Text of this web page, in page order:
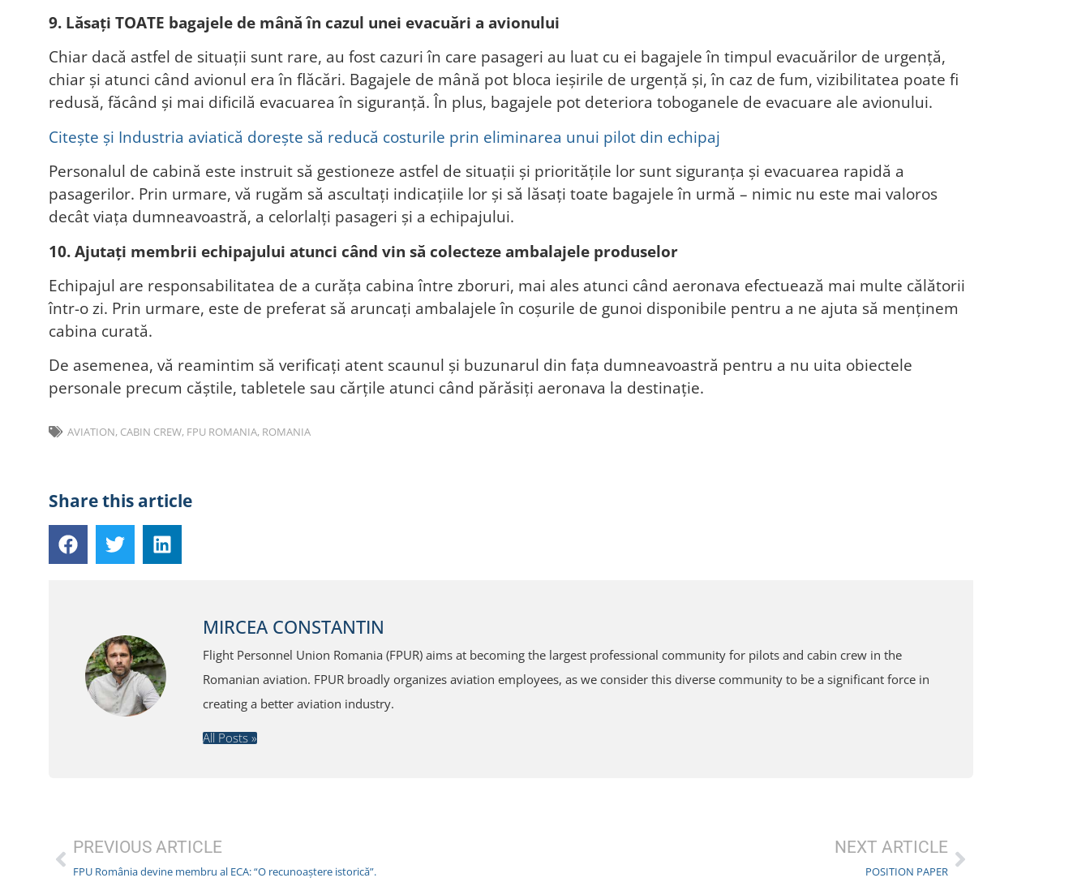
9. Lăsați TOATE bagajele de mână în cazul unei evacuări a avionului
Chiar dacă astfel de situații sunt rare, au fost cazuri în care pasageri au luat cu ei bagajele în timpul evacuărilor de urgență,
chiar și atunci când avionul era în flăcări. Bagajele de mână pot bloca ieșirile de urgență și, în caz de fum, vizibilitatea poate fi
redusă, făcând și mai dificilă evacuarea în siguranță. În plus, bagajele pot deteriora toboganele de evacuare ale avionului.
Citește și Industria aviatică dorește să reducă costurile prin eliminarea unui pilot din echipaj
Personalul de cabină este instruit să gestioneze astfel de situații și prioritățile lor sunt siguranța și evacuarea rapidă a
pasagerilor. Prin urmare, vă rugăm să ascultați indicațiile lor și să lăsați toate bagajele în urmă – nimic nu este mai valoros
decât viața dumneavoastră, a celorlalți pasageri și a echipajului.
10. Ajutați membrii echipajului atunci când vin să colecteze ambalajele produselor
Echipajul are responsabilitatea de a curăța cabina între zboruri, mai ales atunci când aeronava efectuează mai multe călătorii
într-o zi. Prin urmare, este de preferat să aruncați ambalajele în coșurile de gunoi disponibile pentru a ne ajuta să menținem
cabina curată.
De asemenea, vă reamintim să verificați atent scaunul și buzunarul din fața dumneavoastră pentru a nu uita obiectele
personale precum căștile, tabletele sau cărțile atunci când părăsiți aeronava la destinație.
AVIATION, CABIN CREW, FPU ROMANIA, ROMANIA
Share this article
MIRCEA CONSTANTIN
Flight Personnel Union Romania (FPUR) aims at becoming the largest professional community for pilots and cabin crew in the
Romanian aviation. FPUR broadly organizes aviation employees, as we consider this diverse community to be a significant force in
creating a better aviation industry.
All Posts »
PREVIOUS ARTICLE
FPU România devine membru al ECA: “O recunoaștere istorică”.
NEXT ARTICLE
POSITION PAPER